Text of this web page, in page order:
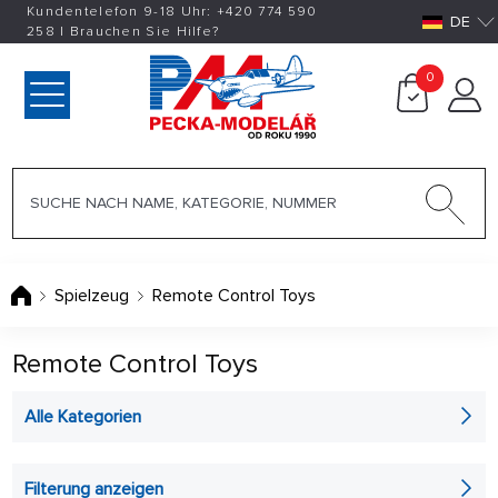
Kundentelefon 9-18 Uhr: +420774 590
258 | Brauchen Sie Hilfe? DE
0
Spielzeug Remote Control Toys
Remote Control Toys
Alle Kategorien
Remote Controlled Cars
Filterung anzeigen